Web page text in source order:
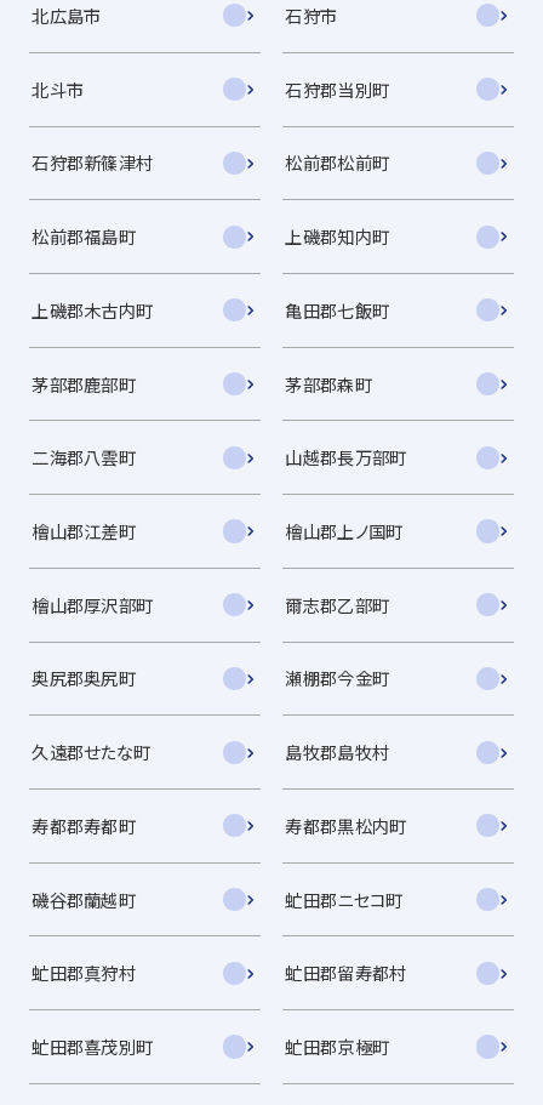
北広島市 石狩市
北斗市 石狩郡当別町
石狩郡新篠津村 松前郡松前町
松前郡福島町 上磯郡知内町
上磯郡木古内町 亀田郡七飯町
茅部郡鹿部町 茅部郡森町
二海郡八雲町 山越郡長万部町
檜山郡江差町 檜山郡上ノ国町
檜山郡厚沢部町 爾志郡乙部町
奥尻郡奥尻町 瀬棚郡今金町
久遠郡せたな町 島牧郡島牧村
寿都郡寿都町 寿都郡黒松内町
磯谷郡蘭越町 虻田郡ニセコ町
虻田郡真狩村 虻田郡留寿都村
虻田郡喜茂別町 虻田郡京極町